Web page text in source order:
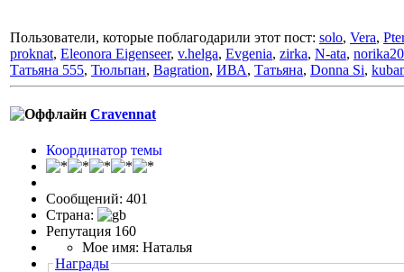
Пользователи, которые поблагодарили этот пост: solo, Vera,
proknat, Eleonora Eigenseer, v.helga, Evgenia, zirka, N-ata,
Татьяна 555, Тюльпан, Bagration, ИВА, Татьяна, Donna Si,
Cravennat
Координатор темы
Сообщений: 401
Страна:
Репутация 160
Мое имя: Наталья
Награды